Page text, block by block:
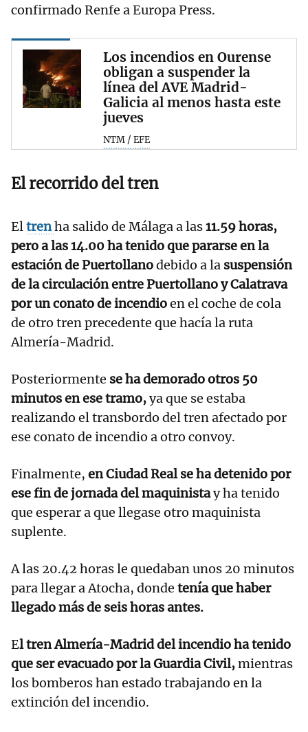
confirmado Renfe a Europa Press.
Los incendios en Ourense
obligan a suspender la
línea del AVE Madrid-
Galicia al menos hasta este
jueves
NTM / EFE
El recorrido del tren
Eltrenha salido de Málaga a las11.59 horas,
pero a las 14.00 ha tenido que pararse en la
estación de Puertollanodebido a la suspensión
de la circulación entre Puertollano y Calatrava
por un conato de incendioen el coche de cola
de otro tren precedente que hacía la ruta
Almería-Madrid.
Posteriormente se ha demorado otros 50
minutos en ese tramo,ya que se estaba
realizando el transbordo del tren afectado por
ese conato de incendio a otro convoy.
Finalmente, en Ciudad Real se ha detenido por
ese fin de jornada del maquinistay ha tenido
que esperar a que llegase otro maquinista
suplente.
A las 20.42 horas le quedaban unos 20 minutos
para llegar a Atocha, donde tenía que haber
llegado más de seis horas antes.
El tren Almería-Madrid del incendio ha tenido
que ser evacuado por la Guardia Civil,mientras
los bomberos han estado trabajando en la
extinción del incendio.